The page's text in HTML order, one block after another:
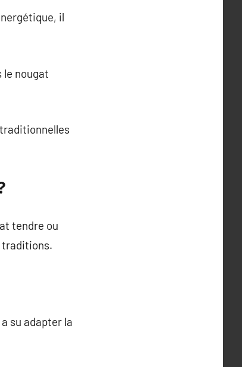
il
nougat
tendre ou
traditions.
su adapter la